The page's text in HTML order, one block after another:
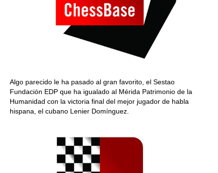
Algo parecido le ha pasado al gran favorito, el Sestao
Fundación EDP que ha igualado al Mérida Patrimonio de la
Humanidad con la victoria final del mejor jugador de habla
hispana, el cubano Lenier Domínguez.